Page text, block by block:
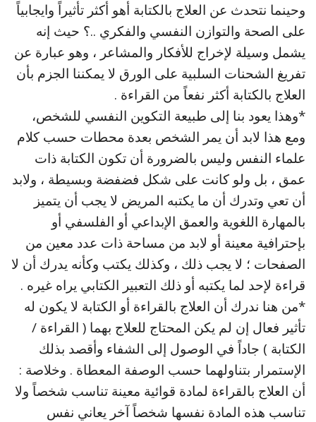
وحينما نتحدث عن العلاج بالكتابة أهو أكثر تأثيراً وايجابياً
على الصحة والتوازن النفسي والفكري ..؟ حيث إنه
يشمل وسيلة لإخراج للأفكار والمشاعر ، وهو عبارة عن
تفريغ الشحنات السلبية على الورق لا يمكننا الجزم بأن
العلاج بالكتابة أكثر نفعاً من القراءة .
*وهذا يعود بنا إلى طبيعة التكوين النفسي للشخص،
ومع هذا لابد أن يمر الشخص بعدة محطات حسب كلام
علماء النفس وليس بالضرورة أن تكون الكتابة ذات
عمق ، بل ولو كانت على شكل فضفضة وبسيطة ، ولابد
أن تعي وتدرك أن ما يكتبه المريض لا يجب أن يتميز
بالمهارة اللغوية والعمق الإبداعي أو الفلسفي أو
بإحترافية معينة أو لابد من مساحة ذات عدد معين من
الصفحات ؛ لا يجب ذلك ، وكذلك يكتب وكأنه يدرك أن لا
قراءة لإحد لما يكتبه أو ذلك التعبير الكتابي يراه غيره .
*من هنا ندرك أن العلاج بالقراءة أو الكتابة لا يكون له
تأثير فعال إن لم يكن المحتاج للعلاج بهما ( القراءة /
الكتابة ) جاداً في الوصول إلى الشفاء وأقصد بذلك
الإستمرار بتناولهما حسب الوصفة المعطاة . وخلاصة :
أن العلاج بالقراءة لمادة قوائية معينة تناسب شخصاً ولا
تناسب هذه المادة نفسها شخصاً آخر يعاني نفس